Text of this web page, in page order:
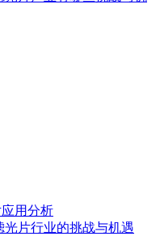
用分析
片行业的挑战与机遇